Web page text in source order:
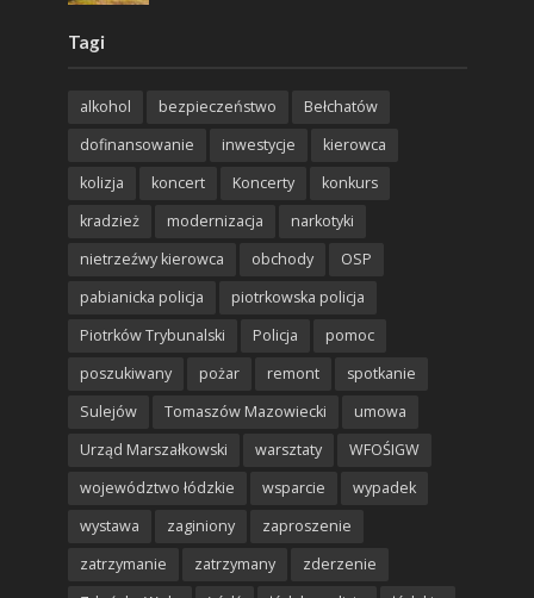
Tagi
alkohol bezpieczeństwo
Bełchatów
dofinansowanie
inwestycje
kierowca
kolizja
koncert Koncerty
konkurs
kradzież
modernizacja
narkotyki
nietrzeźwy kierowca
obchody
OSP
pabianicka policja
piotrkowska policja
Piotrków Trybunalski
Policja
pomoc
poszukiwany
pożar remont
spotkanie
Sulejów
Tomaszów Mazowiecki
umowa
Urząd Marszałkowski
warsztaty
WFOŚIGW
województwo łódzkie
wsparcie
wypadek
wystawa
zaginiony
zaproszenie
zatrzymanie
zatrzymany
zderzenie